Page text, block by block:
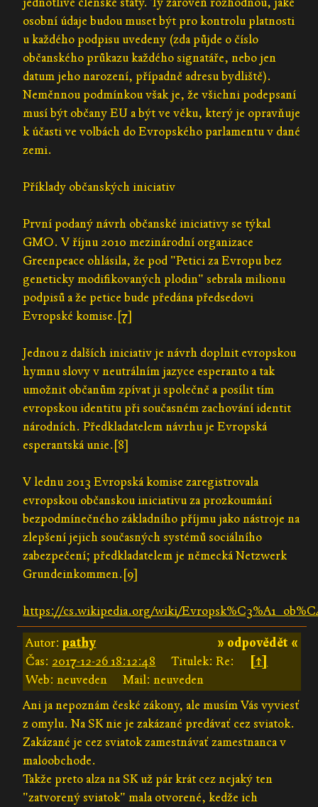
osobní údaje budou muset být pro kontrolu platnosti
u každého podpisu uvedeny (zda půjde o číslo
občanského průkazu každého signatáře, nebo jen
datum jeho narození, případně adresu bydliště).
Neměnnou podmínkou však je, že všichni podepsaní
musí být občany EU a být ve věku, který je opravňuje
k účasti ve volbách do Evropského parlamentu v dané
zemi.
Příklady občanských iniciativ
První podaný návrh občanské iniciativy se týkal
GMO. V říjnu 2010 mezinárodní organizace
Greenpeace ohlásila, že pod "Petici za Evropu bez
geneticky modifikovaných plodin" sebrala milionu
podpisů a že petice bude předána předsedovi
Evropské komise.[7]
Jednou z dalších iniciativ je návrh doplnit evropskou
hymnu slovy v neutrálním jazyce esperanto a tak
umožnit občanům zpívat ji společně a posílit tím
evropskou identitu při současném zachování identit
národních. Předkladatelem návrhu je Evropská
esperantská unie.[8]
V lednu 2013 Evropská komise zaregistrovala
evropskou občanskou iniciativu za prozkoumání
bezpodmínečného základního příjmu jako nástroje na
zlepšení jejich současných systémů sociálního
zabezpečení; předkladatelem je německá Netzwerk
Grundeinkommen.[9]
https://cs.wikipedia.org/wiki/
» odpovědět «
Autor:pathy
Čas: 2017-12-26 18:12:48 Titulek: Re:
[↑]
Web: neuveden
Mail: neuveden
Ani ja nepoznám české zákony, ale musím Vás vyviesť
z omylu. Na SK nie je zakázané predávať cez sviatok.
Zakázané je cez sviatok zamestnávať zamestnanca v
maloobchode.
Takže preto alza na SK už pár krát cez nejaký ten
"zatvorený sviatok" mala otvorené, kedže ich